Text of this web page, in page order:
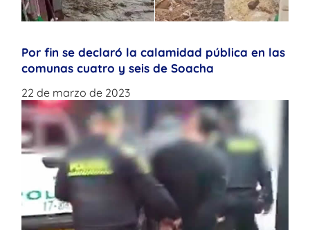
Por fin se declaró la calamidad pública en las
comunas cuatro y seis de Soacha
22 de marzo de 2023